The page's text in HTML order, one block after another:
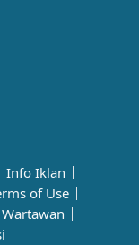
Info Iklan
of Use